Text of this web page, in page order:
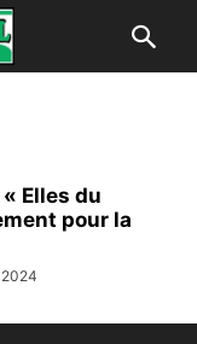
Elles du
pour la